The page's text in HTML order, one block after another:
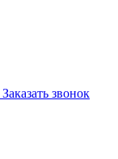
Заказать звонок